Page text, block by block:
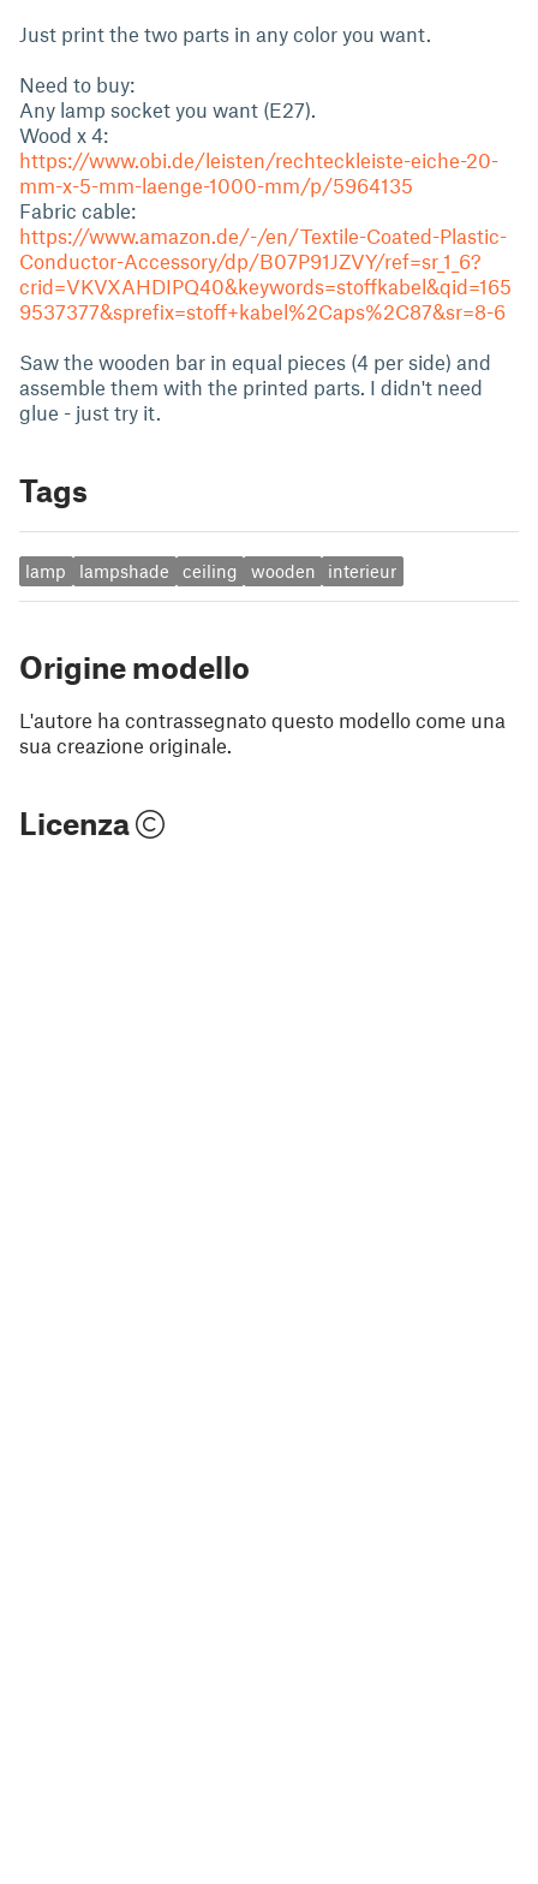
Just print the two parts in any color you want.
Need to buy:
Any lamp socket you want (E27).
Wood x 4:
https://www.obi.de/leisten/rechteckleiste-eiche-20-
mm-x-5-mm-laenge-1000-mm/p/5964135
Fabric cable:
https://www.amazon.de/-/en/Textile-Coated-Plastic-
Conductor-Accessory/dp/B07P91JZVY/ref=sr_1_6?
crid=VKVXAHDIPQ40&keywords=stoffkabel&qid=165
9537377&sprefix=stoff+kabel%2Caps%2C87&sr=8-6
Saw the wooden bar in equal pieces (4 per side) and
assemble them with the printed parts. I didn't need
glue - just try it.
Tags
lamp lampshade ceiling wooden interieur
Origine modello
L'autore ha contrassegnato questo modello come una
sua creazione originale.
Licenza